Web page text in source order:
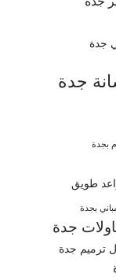
جدة
جدة
بجدة
طويق
بجدة
جدة
ترميم جدة